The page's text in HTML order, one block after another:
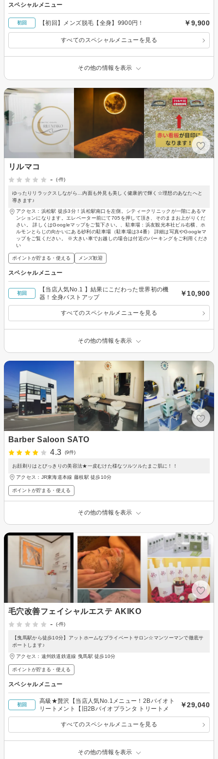
スペシャルメニュー
初回 【初回】メンズ脱毛【全身】9900円！ ￥9,900
すべてのスペシャルメニューを見る
その他の情報を表示
リルマコ
-
(-件)
ゆったりリラックスしながら…内面も外見も美しく健康的で輝く☆理想のあなたへと
導きます♪
アクセス：浜松駅 徒歩3分！浜松駅南口を左側。シティークリニックが一階にあるマ
ンションになります。エレベーター前にて705を押して頂き、そのままお上がりくだ
さい。 詳しくはGoogleマップをご覧下さい。、駐車場：浜友観光本社ビル右横、ホ
ルモンとらじの向かいにある砂利の駐車場（駐車場は34番） 詳細は写真やGoogleマ
ップをご覧ください。 ※大きい車でお越しの場合は付近のパーキングをご利用くださ
い
ポイントが貯まる・使える メンズ歓迎
スペシャルメニュー
初回
【当店人気No.1 】結果にこだわった世界初の機
器！全身バストアップ
￥10,900
すべてのスペシャルメニューを見る
その他の情報を表示
Barber Saloon SATO
4.3
(9件)
お顔剃りはとびっきりの美容法★一皮むけた様なツルツルたまご肌に！！
アクセス：JR東海道本線 藤枝駅 徒歩10分
ポイントが貯まる・使える
その他の情報を表示
毛穴改善フェイシャルエステ AKIKO
-
(-件)
【曳馬駅から徒歩10分】アットホームなプライベートサロン☆マンツーマンで徹底サ
ポートします♪
アクセス：遠州鉄道鉄道線 曳馬駅 徒歩10分
ポイントが貯まる・使える
スペシャルメニュー
初回
高級★贅沢【当店人気No.1メニュー！2Bバイオト
リートメント【旧2Bバイオプランタ トリートメ
￥29,040
すべてのスペシャルメニューを見る
その他の情報を表示